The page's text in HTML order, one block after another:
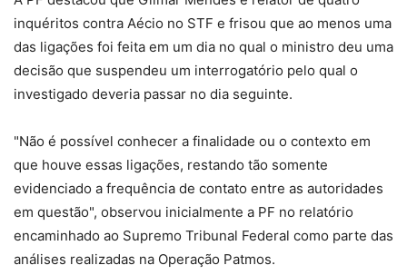
inquéritos contra Aécio no STF e frisou que ao menos uma
das ligações foi feita em um dia no qual o ministro deu uma
decisão que suspendeu um interrogatório pelo qual o
investigado deveria passar no dia seguinte.
"Não é possível conhecer a finalidade ou o contexto em
que houve essas ligações, restando tão somente
evidenciado a frequência de contato entre as autoridades
em questão", observou inicialmente a PF no relatório
encaminhado ao Supremo Tribunal Federal como parte das
análises realizadas na Operação Patmos.